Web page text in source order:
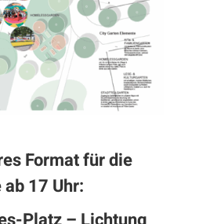
Format für die
17 Uhr: